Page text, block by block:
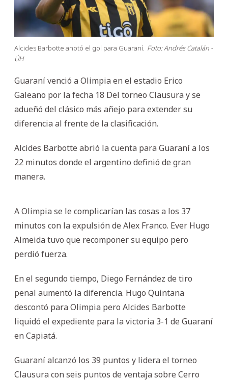
Alcides Barbotte anotó el gol para Guaraní. Foto: Andrés Catalán -
ÚH
Guaraní venció a Olimpia en el estadio Erico
Galeano por la fecha 18 Del torneo Clausura y se
adueñó del clásico más añejo para extender su
diferencia al frente de la clasificación.
Alcides Barbotte abrió la cuenta para Guaraní a los
22 minutos donde el argentino definió de gran
manera.
A Olimpia se le complicarían las cosas a los 37
minutos con la expulsión de Alex Franco. Ever Hugo
Almeida tuvo que recomponer su equipo pero
perdió fuerza.
En el segundo tiempo, Diego Fernández de tiro
penal aumentó la diferencia. Hugo Quintana
descontó para Olimpia pero Alcides Barbotte
liquidó el expediente para la victoria 3-1 de Guaraní
en Capiatá.
Guaraní alcanzó los 39 puntos y lidera el torneo
Clausura con seis puntos de ventaja sobre Cerro